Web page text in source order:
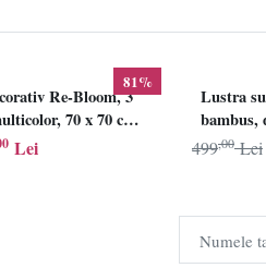
81%
Re-Bloom, 3
70 x 70 cm,
Grad B
Lei
Lustra
bambus,
499,00 Lei
Numele